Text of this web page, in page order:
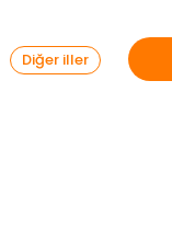
Diğer iller